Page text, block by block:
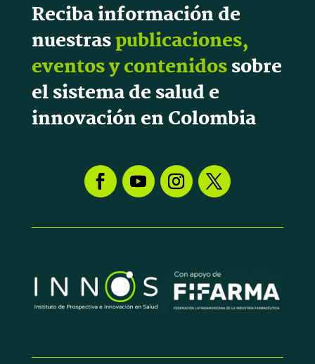
Reciba información de
nuestraspublicaciones,
eventos y contenidossobre
el sistema de salud e
innovación en Colombia